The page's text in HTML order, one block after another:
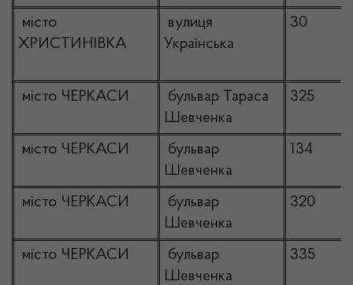
місто
ХРИСТИНІВКА
вулиця
Українська
30
місто ЧЕРКАСИ
бульвар Тараса
Шевченка
325
місто ЧЕРКАСИ
бульвар
Шевченка
134
місто ЧЕРКАСИ
бульвар
Шевченка
320
місто ЧЕРКАСИ
бульвар
Шевченка
335